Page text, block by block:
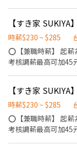
時薪$230 ~ $285
⭕【兼職時薪】 起薪
考核調薪最高可加45元
健檢 ★勞保、健保，6％勞退提撥 ⭕【工
作、食材備料、進貨
整潔 ★開朗活潑有笑容 ★ＳＯＰ專業流程 ★無經驗可 ★提供完善
職前教育訓練 ⭕【經營理念】 我們是日本第一的速食連鎖ZENSHO
時薪$230 ~ $285
⭕【兼職時薪】 起薪
考核調薪最高可加45元